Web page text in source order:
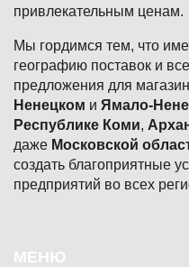
привлекательным ценам.
Мы гордимся тем, что
географию поставок и
предложения для
Ненецком и Ямало-
Республике Коми,
даже Московской
создать благоприятные
предприятий во всех
МЕНЮ